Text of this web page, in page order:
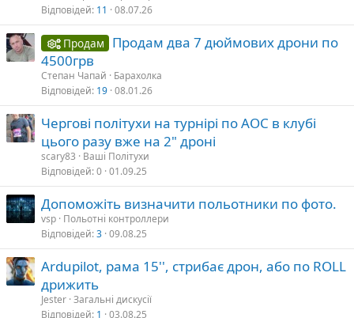
Відповідей 11 08.07.26
Продам
Продам два 7 дюймових дрони по
4500грв
Степан Чапай
Барахолка
Відповідей 19 08.01.26
Чергові політухи на турнірі по АОС в клубі
цього разу вже на 2" дроні
scary83
Ваші Політухи
Відповідей 0 01.09.25
Допоможіть визначити польотники по фото.
vsp Польотні контроллери
Відповідей 3 09.08.25
Ardupilot, рама 15'', стрибає дрон, або по ROLL
дрижить
Jester Загальні дискусії
Відповідей 1 03.08.25